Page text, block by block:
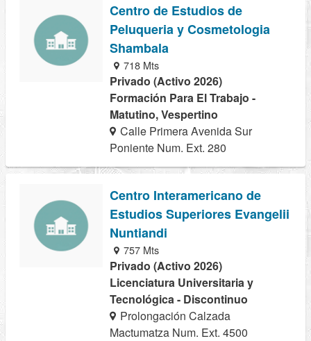
Centro de Estudios de
Peluqueria y Cosmetologia
Shambala
718 Mts
Privado (Activo 2026)
Formación Para El Trabajo -
Matutino, Vespertino
Calle Primera Avenida Sur
Poniente Num. Ext. 280
Centro Interamericano de
Estudios Superiores Evangelii
Nuntiandi
757 Mts
Privado (Activo 2026)
Licenciatura Universitaria y
Tecnológica - Discontinuo
Prolongación Calzada
Mactumatza Num. Ext. 4500